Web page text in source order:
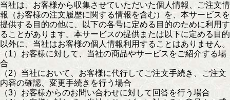
当社は、お客様から収集させていただいた個人情報、ご注文情
報（お客様の注文履歴に関する情報を含む）を、本サービスを
提供する目的の他に、以下の各号に定める目的のために利用す
ることがあります。本サービスの提供または以下に定める目的
以外に、当社はお客様の個人情報利用することはありません。
（1）お客様に対して、当社の商品やサービスをご紹介する場
合
（2）当社において、お客様に代行してご注文手続き、ご注文
内容の確認、変更手続きを行う場合
（3）お客様からのお問い合わせに対して回答を行う場合